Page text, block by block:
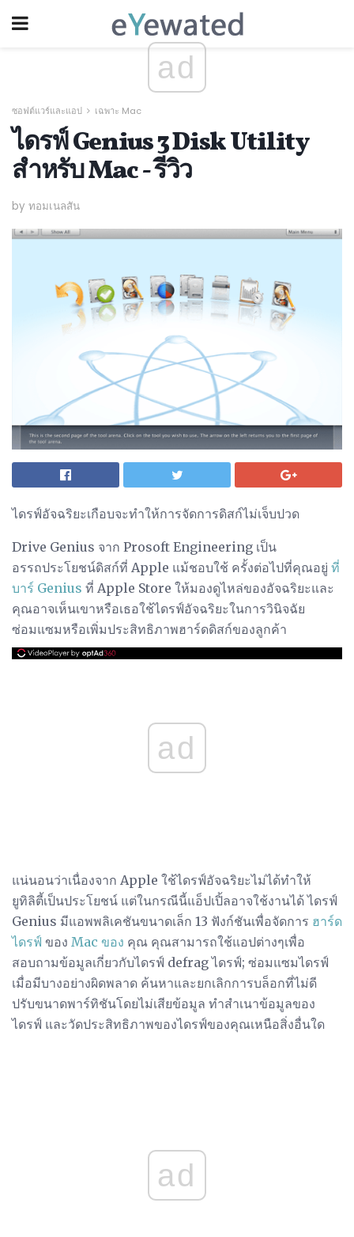
ad
ซอฟต์แวร์และแอป เฉพาะ Mac
ไดรฟ์ Genius 3 Disk Utility
สำหรับ Mac - รีวิว
by ทอมเนลสัน
ไดรฟ์อัจฉริยะเกือบจะทำให้การจัดการดิสก์ไม่เจ็บปวด
Drive Genius จาก Prosoft Engineering เป็น
อรรถประโยชน์ดิสก์ที่ Apple แม้ชอบใช้ ครั้งต่อไปที่คุณอยู่ ที่
บาร์ Genius ที่ Apple Store ให้มองดูไหล่ของอัจฉริยะและ
คุณอาจเห็นเขาหรือเธอใช้ไดรฟ์อัจฉริยะในการวินิจฉัย
ซ่อมแซมหรือเพิ่มประสิทธิภาพฮาร์ดดิสก์ของลูกค้า
ad
แน่นอนว่าเนื่องจาก Apple ใช้ไดรฟ์อัจฉริยะไม่ได้ทำให้
ยูทิลิตี้เป็นประโยชน์ แต่ในกรณีนี้แอ็ปเปิ้ลอาจใช้งานได้ ไดรฟ์
Genius มีแอพพลิเคชันขนาดเล็ก 13 ฟังก์ชันเพื่อจัดการ ฮาร์ด
ไดรฟ์ ของ Mac ของ คุณ คุณสามารถใช้แอปต่างๆเพื่อ
สอบถามข้อมูลเกี่ยวกับไดรฟ์ defrag ไดรฟ์; ซ่อมแซมไดรฟ์
เมื่อมีบางอย่างผิดพลาด ค้นหาและยกเลิกการบล็อกที่ไม่ดี
ปรับขนาดพาร์ทิชันโดยไม่เสียข้อมูล ทำสำเนาข้อมูลของ
ไดรฟ์ และวัดประสิทธิภาพของไดรฟ์ของคุณเหนือสิ่งอื่นใด
ad